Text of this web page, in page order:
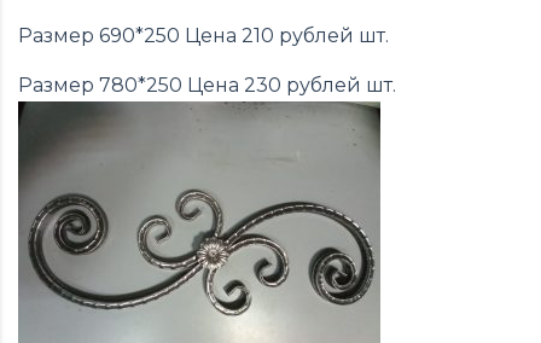
Размер 690*250 Цена 210 рублей шт.
Размер 780*250 Цена 230 рублей шт.